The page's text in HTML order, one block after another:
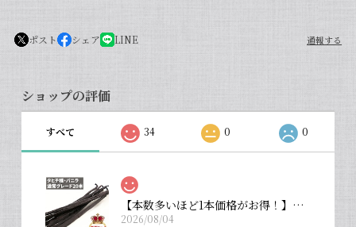
ポスト シェア LINE 通報する
ショップの評価
すべて 34 0 0
【本数多いほど1本価格がお得！】【タヒチ種・通常グレード 13cm・バニラビーンズ・20本】
2026/08/04